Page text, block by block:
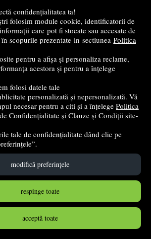
confidențialitatea ta!
folosim module cookie, identificatorii de
care pot fi stocate sau accesate de
scopurile prezentate in sectiunea Politica
pentru a afișa și personaliza reclame,
acestora și pentru a înțelege
folosi datele tale
personalizată și nepersonalizată. Vă
necesar pentru a citi și a înțelege Politica
Confidențialitate și Clauze și Condiții site-
tale de confidențialitate dând clic pe
modifică preferințele
respinge toate
acceptă toate
78 ,99lei
PRP:99,99 lei (-21%)
stoc indisponibil
➤ alertă stoc
de petrecere 41926, 623 piese
LEGO
102,69lei